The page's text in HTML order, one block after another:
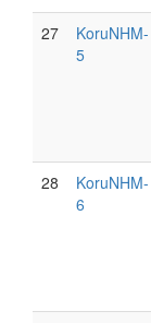
27
KoruNHM-
5
28
KoruNHM-
6